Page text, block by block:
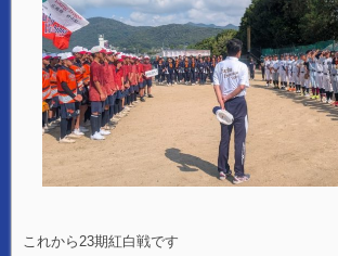
これから23期紅白戦です